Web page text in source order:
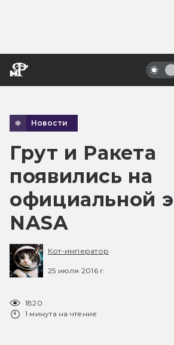
Новости
Грут и Ракета
появились на
официальной
NASA
Кот-император
25 июля 2016 г.
1820
1 минута на чтение